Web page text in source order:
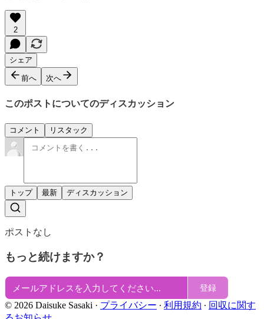
2
シェア
前へ 次へ
このポストについてのディスカッション
コメント リスタック
トップ 最新 ディスカッション
ポストなし
もっと続けますか？
登録
© 2026 Daisuke Sasaki · プライバシー ∙ 利用規約 ∙ 回収に関す